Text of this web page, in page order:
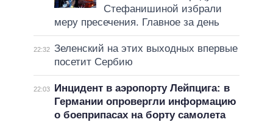
Стефанишиной избрали
меру пресечения. Главное за день
22:32 Зеленский на этих выходных впервые
посетит Сербию
22:03
Инцидент в аэропорту Лейпцига: в
Германии опровергли информацию
о боеприпасах на борту самолета